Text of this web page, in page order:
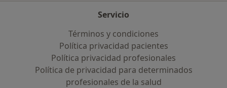
Servicio
Términos y condiciones
Política privacidad pacientes
Política privacidad profesionales
Política de privacidad para determinados
profesionales de la salud